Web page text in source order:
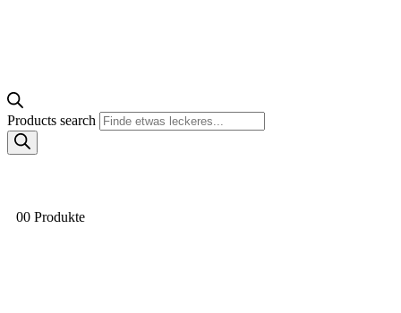
Products search
00 Produkte